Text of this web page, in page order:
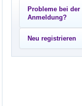
Probleme bei der
Anmeldung?
Neu registrieren